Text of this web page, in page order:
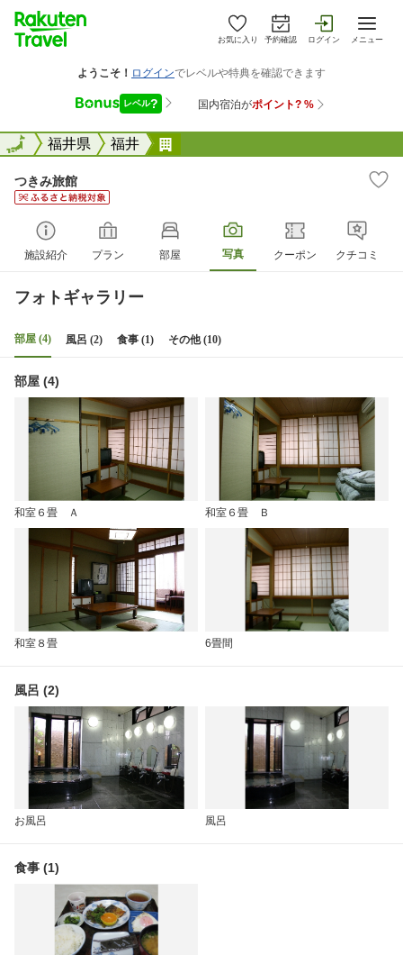
お気に入り 予約確認 ログイン メニュー
全国福井県 福井
全国
つきみ旅館
施設紹介 プラン 部屋 写真 クーポン クチコミ
フォトギャラリー
部屋 (4) 風呂 (2) 食事 (1) その他 (10)
部屋 (4)
和室６畳 Ａ 和室６畳 Ｂ
和室８畳 6畳間
風呂 (2)
お風呂 風呂
食事 (1)